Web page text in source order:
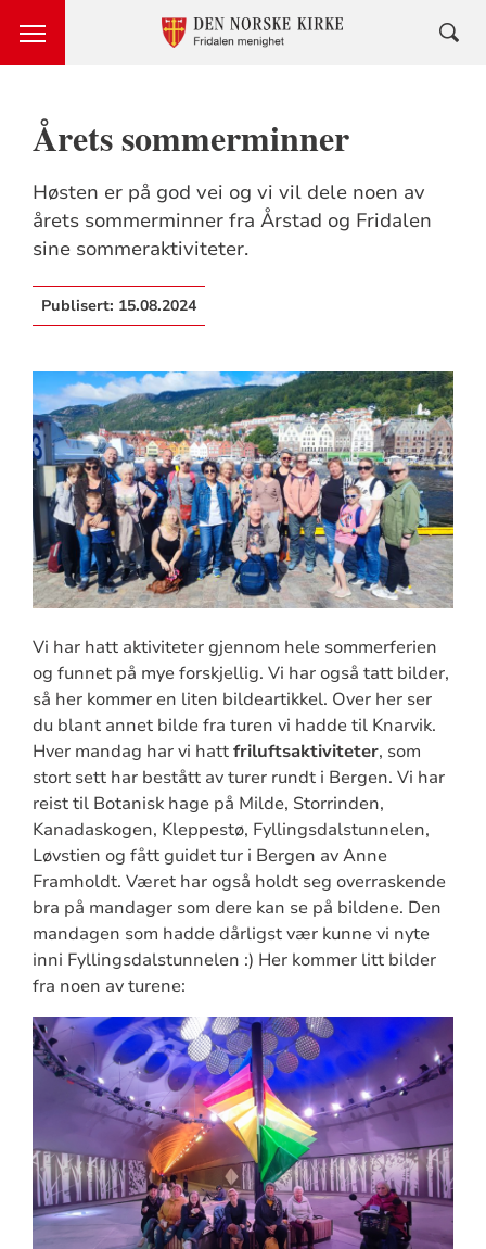
Årets sommerminner
Høsten er på god vei og vi vil dele noen av
årets sommerminner fra Årstad og Fridalen
sine sommeraktiviteter.
Publisert: 15.08.2024
Vi har hatt aktiviteter gjennom hele sommerferien
og funnet på mye forskjellig. Vi har også tatt bilder,
så her kommer en liten bildeartikkel. Over her ser
du blant annet bilde fra turen vi hadde til Knarvik.
Hver mandag har vi hattfriluftsaktiviteter, som
stort sett har bestått av turer rundt i Bergen. Vi har
reist til Botanisk hage på Milde, Storrinden,
Kanadaskogen, Kleppestø, Fyllingsdalstunnelen,
Løvstien og fått guidet tur i Bergen av Anne
Framholdt. Været har også holdt seg overraskende
bra på mandager som dere kan se på bildene. Den
mandagen som hadde dårligst vær kunne vi nyte
inni Fyllingsdalstunnelen :) Her kommer litt bilder
fra noen av turene: